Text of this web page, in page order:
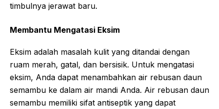
timbulnya jerawat baru.
Membantu Mengatasi Eksim
Eksim adalah masalah kulit yang ditandai dengan
ruam merah, gatal, dan bersisik. Untuk mengatasi
eksim, Anda dapat menambahkan air rebusan daun
semambu ke dalam air mandi Anda. Air rebusan daun
semambu memiliki sifat antiseptik yang dapat